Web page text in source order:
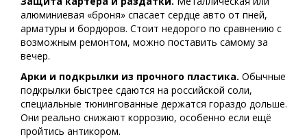
алюминиевая «броня» спасает сердце авто от пней,
арматуры и бордюров. Стоит недорого по сравнению с
возможным ремонтом, можно поставить самому за
вечер.
Арки и подкрылки из прочного пластика. Обычные
подкрылки быстрее сдаются на российской соли,
специальные тюнингованные держатся гораздо дольше.
Они реально снижают коррозию, особенно если ещё
пройтись антикором.